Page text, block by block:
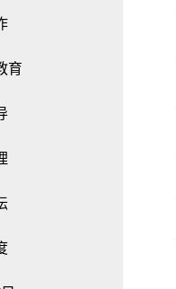
育